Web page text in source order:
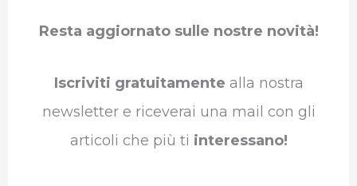
o e d A r r
Resta aggiornato sulle nostre novità!
Iscriviti gratuitamente alla nostra
newsletter e riceverai una mail con gli
articoli che più ti interessano!